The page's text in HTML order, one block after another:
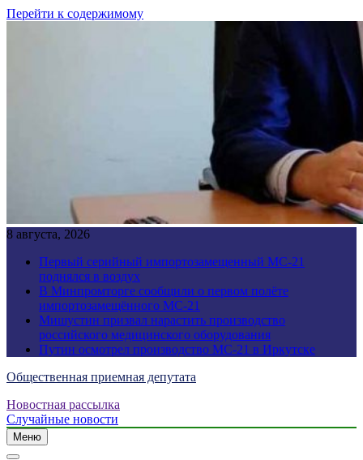
Перейти к содержимому
8 августа, 2026
Первый серийный импортозамещенный МС-21
поднялся в воздух
В Минпромторге сообщили о первом полёте
импортозамещённого МС-21
Мишустин призвал нарастить производство
российского медицинского оборудования
Путин осмотрел производство МС-21 в Иркутске
Общественная приемная депутата
Новостная рассылка
Случайные новости
Меню